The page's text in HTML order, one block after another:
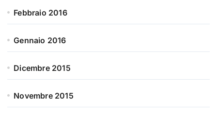
Febbraio 2016
Gennaio 2016
Dicembre 2015
Novembre 2015